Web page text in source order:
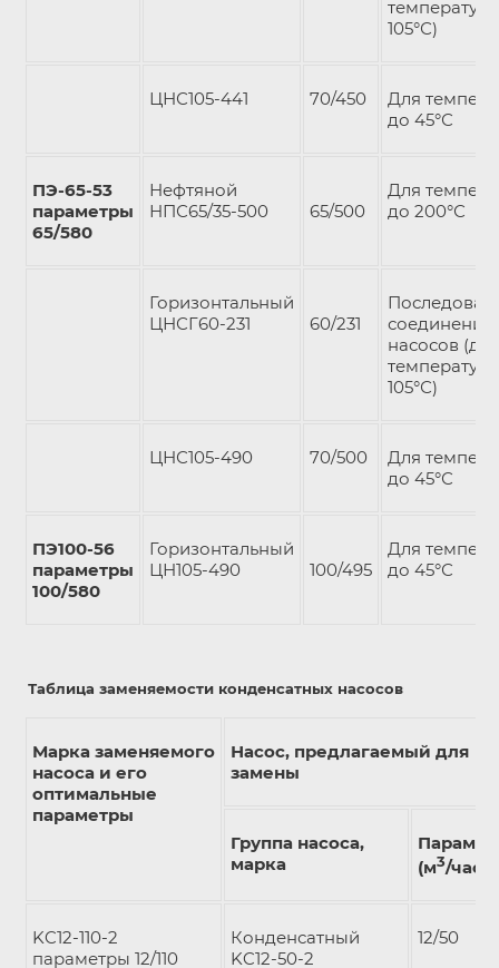
105°С)
ЦНС105-441 70/450
Для
до 45°С
ПЭ-65-53
параметры
65/580
Нефтяной
НПС65/35-500
65/500
Для
до 200°С
Горизонтальный
ЦНСГ60-231
60/231
соединение
насосов (для
105°С)
ЦНС105-490 70/500
Для
до 45°С
ПЭ100-56
параметры
100/580
Горизонтальный
ЦН105-490
100/495
Для
до 45°С
Таблица заменяемости конденсатных насосов
Марка заменяемого
насоса и его
оптимальные
параметры
Насос, предлагаемый для
замены
Группа насоса,
марка
(м3/
KC12-110-2
параметры 12/110
Конденсатный
KC12-50-2
12/50